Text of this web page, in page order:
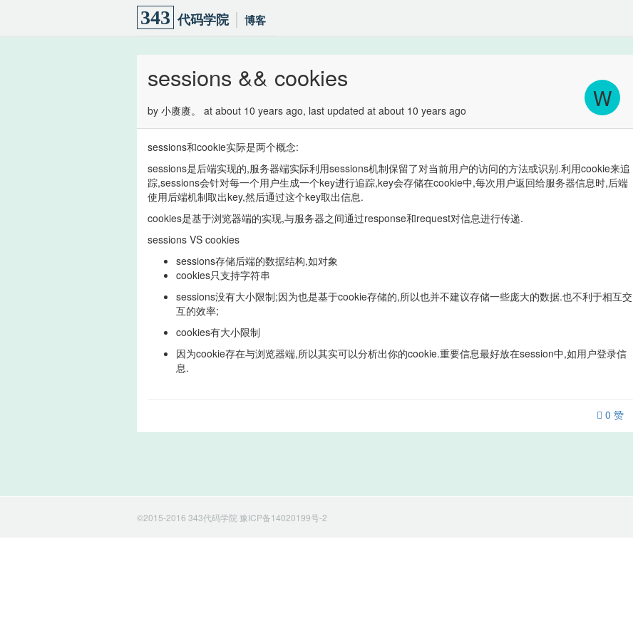
343 代码学院 博客
sessions && cookies
by 小赓赓。 at about 10 years ago, last updated at about 10 years ago W
sessions和cookie实际是两个概念:
sessions是后端实现的,服务器端实际利用sessions机制保留了对当前用户的访问的方法或识别.利用cookie来追
踪,sessions会针对每一个用户生成一个key进行追踪,key会存储在cookie中,每次用户返回给服务器信息时,后端
使用后端机制取出key,然后通过这个key取出信息.
cookies是基于浏览器端的实现,与服务器之间通过response和request对信息进行传递.
sessions VS cookies
sessions存储后端的数据结构,如对象
cookies只支持字符串
sessions没有大小限制;因为也是基于cookie存储的,所以也并不建议存储一些庞大的数据.也不利于相互交
互的效率;
cookies有大小限制
因为cookie存在与浏览器端,所以其实可以分析出你的cookie.重要信息最好放在session中,如用户登录信
息.
0 赞
©2015-2016 343代码学院 豫ICP备14020199号-2